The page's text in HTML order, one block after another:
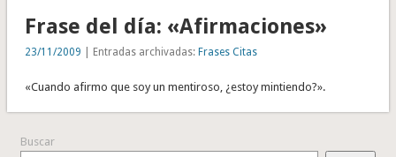
Frase del día: «Afirmaciones»
23/11/2009 | Entradas archivadas: Frases Citas
«Cuando afirmo que soy un mentiroso, ¿estoy mintiendo?».
Buscar